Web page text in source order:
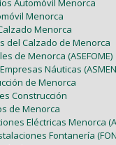
Automóvil Menorca
Menorca
Menorca
del Calzado de Menorca
de Menorca (ASEFOME)
Náuticas
de Menorca
Construcción
de Menorca
Eléctricas Menorca
Fontanería